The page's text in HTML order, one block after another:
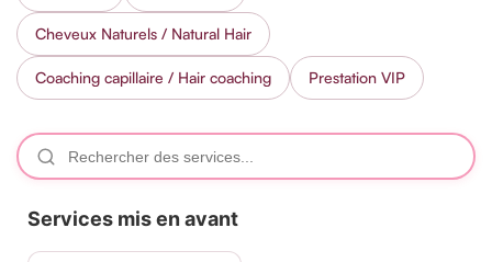
Cheveux Naturels / Natural Hair
Coaching capillaire / Hair coaching Prestation VIP
Services mis en avant